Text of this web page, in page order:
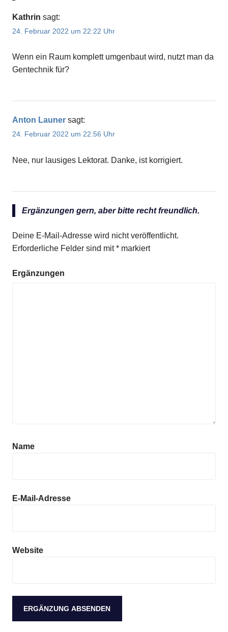
Kathrin sagt:
24. Februar 2022 um 22:22 Uhr
Wenn ein Raum komplett umgenbaut wird, nutzt man da
Gentechnik für?
Anton Launer sagt:
24. Februar 2022 um 22:56 Uhr
Nee, nur lausiges Lektorat. Danke, ist korrigiert.
Ergänzungen gern, aber bitte recht freundlich.
Deine E-Mail-Adresse wird nicht veröffentlicht.
Erforderliche Felder sind mit* markiert
Ergänzungen
Name
E-Mail-Adresse
Website